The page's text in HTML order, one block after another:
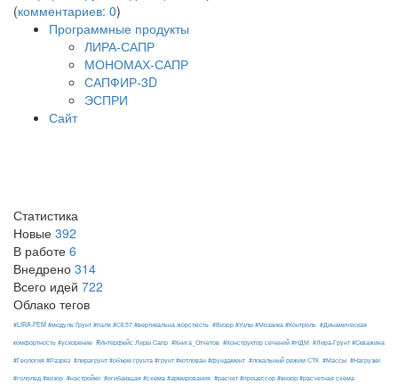
(комментариев: 0)
Программные продукты
ЛИРА-САПР
МОНОМАХ-САПР
САПФИР-3D
ЭСПРИ
Сайт
Статистика
Новые 392
В работе 6
Внедрено 314
Всего идей 722
Облако тегов
#LIRA-FEM #модуль Ґрунт #паля #СЕ57 #вертикальна жорсткість #Визор #Узлы #Мозаика #Контроль #Динамическая
комфортность #ускорение #Интерфейс Лиры Сапр #Книга_Отчетов #Конструктор сечений #НДМ #Лира-Грунт #Скважина
#Геология #Разрез #лирагрунт #объем грунта #грунт #котлован #фундамент #локальный режим СТК #Массы #Нагрузки
#гололед #визор #настройки #огибающая #схема #армирования #расчет #процессор #визор #расчетная схема